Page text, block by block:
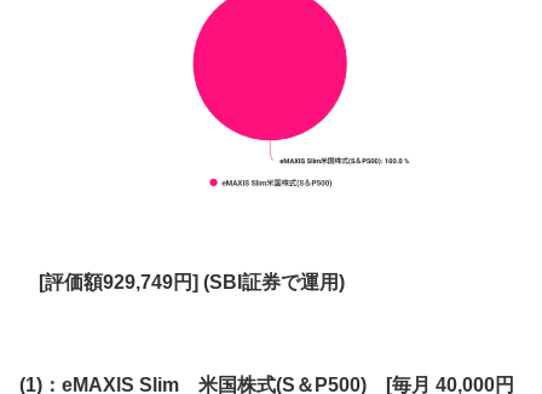
[評価額929,749円] (SBI証券で運用)
(1)：eMAXlS Slim 米国株式(S＆P500) [毎月 40,000円